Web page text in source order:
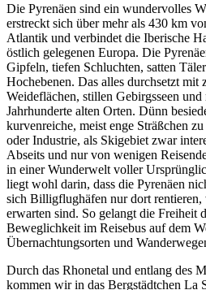
Die Pyrenäen sind ein wundervolles
erstreckt sich über mehr als 430 km
Atlantik und verbindet die Iberische
östlich gelegenen Europa. Die
Gipfeln, tiefen Schluchten, satten
Hochebenen. Das alles durchsetzt mit
Weideflächen, stillen Gebirgsseen und
Jahrhunderte alten Orten. Dünn
kurvenreiche, meist enge Sträßchen
oder Industrie, als Skigebiet zwar
Abseits und nur von wenigen
in einer Wunderwelt voller
liegt wohl darin, dass die Pyrenäen
sich Billigflughäfen nur dort rentieren,
erwarten sind. So gelangt die Freiheit
Beweglichkeit im Reisebus auf dem
Übernachtungsorten und
Durch das Rhonetal und entlang des
kommen wir in das Bergstädtchen La